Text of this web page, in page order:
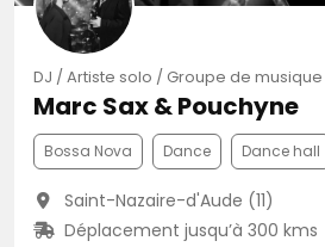
DJ / Artiste solo / Groupe de musique
Marc Sax & Pouchyne
Bossa Nova Dance Dance hall
Saint-Nazaire-d'Aude (11)
Déplacement jusqu’à 300 kms